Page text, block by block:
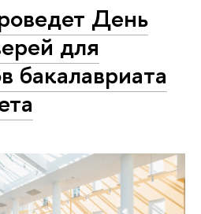
День
для
бакалавриата